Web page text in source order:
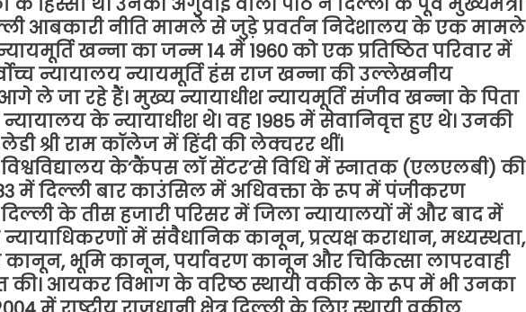
आबकारी नीति मामले से जुड़े प्रवर्तन निदेशालय के एक मामले
खन्ना का जन्म 14 में 1960 को एक प्रतिष्ठित परिवार में
न्यायालय न्यायमूर्ति हंस राज खन्ना की उल्लेखनीय
ले जा रहे हैं। मुख्य न्यायाधीश न्यायमूर्ति संजीव खन्ना के पिता
के न्यायाधीश थे। वह 1985 में सेवानिवृत्त हुए थे। उनकी
श्री राम कॉलेज में हिंदी की लेक्चरर थीं।
विश्वविद्यालय के‘कैंपस लॉ सेंटर’से विधि में स्नातक (एलएलबी) की
में दिल्ली बार काउंसिल में अधिवक्ता के रूप में पंजीकरण
के तीस हजारी परिसर में जिला न्यायालयों में और बाद में
में संवैधानिक कानून, प्रत्यक्ष कराधान, मध्यस्थता,
भूमि कानून, पर्यावरण कानून और चिकित्सा लापरवाही
की। आयकर विभाग के वरिष्ठ स्थायी वकील के रूप में भी उनका